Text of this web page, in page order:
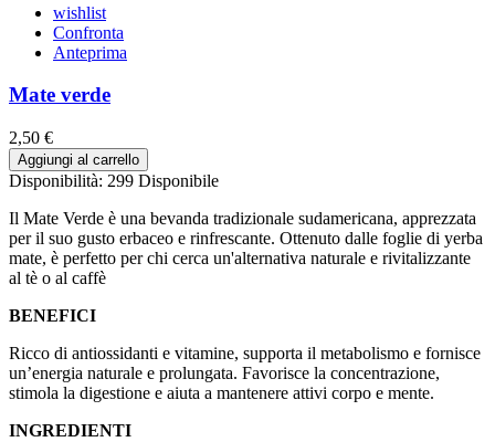
wishlist
Confronta
Anteprima
Mate verde
2,50 €
Aggiungi al carrello
Disponibilità: 299 Disponibile
Il Mate Verde è una bevanda tradizionale sudamericana, apprezzata
per il suo gusto erbaceo e rinfrescante. Ottenuto dalle foglie di yerba
mate, è perfetto per chi cerca un'alternativa naturale e rivitalizzante
al tè o al caffè
BENEFICI
Ricco di antiossidanti e vitamine, supporta il metabolismo e fornisce
un’energia naturale e prolungata. Favorisce la concentrazione,
stimola la digestione e aiuta a mantenere attivi corpo e mente.
INGREDIENTI